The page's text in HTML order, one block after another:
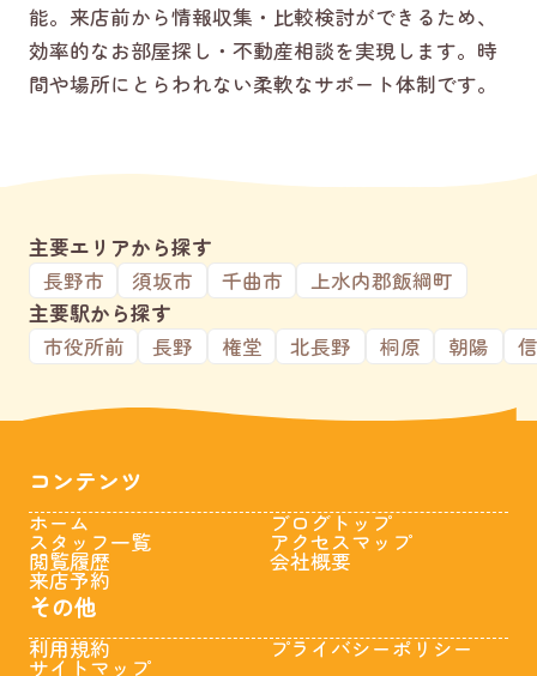
能。来店前から情報収集・比較検討ができるため、
効率的なお部屋探し・不動産相談を実現します。時
間や場所にとらわれない柔軟なサポート体制です。
主要エリアから探す
長野市
須坂市 千曲市
上水内郡飯綱町
主要駅から探す
市役所前
長野 権堂 北長野 桐原 朝陽
コンテンツ
ホーム
スタッフ一覧
閲覧履歴
来店予約
ブログトップ
アクセスマップ
会社概要
その他
利用規約
サイトマップ
プライバシーポリシー